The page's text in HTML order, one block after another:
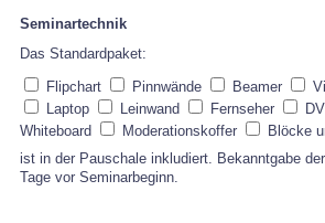
Seminartechnik
Das Standardpaket:
Flipchart
Pinnwände Beamer
Laptop
Leinwand Fernseher
Whiteboard
Moderationskoffer Blöcke
ist in der Pauschale inkludiert. Bekanntgabe
Tage vor Seminarbeginn.